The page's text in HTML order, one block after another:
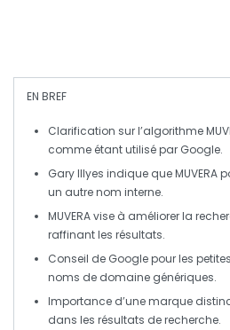
EN BREF
Clarification sur l’algorithme
comme étant utilisé par Google.
Gary Illyes indique que MUVERA
un autre nom interne.
MUVERA vise à améliorer la
raffinant les résultats.
Conseil de Googlepour les
noms de domaine génériques.
Importance d’unemarque
dans les résultats de recherche.